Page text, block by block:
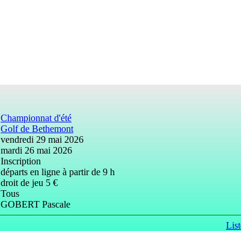
Championnat d'été
Golf de Bethemont
vendredi 29 mai 2026
mardi 26 mai 2026
Inscription
départs en ligne à partir de 9 h
droit de jeu 5 €
Tous
GOBERT Pascale